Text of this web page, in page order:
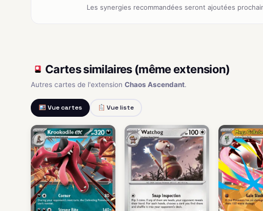
Les synergies recommandées seront ajoutées
Cartes similaires (même extension)
Autres cartes de l'extension Chaos Ascendant.
Vue cartes Vue liste